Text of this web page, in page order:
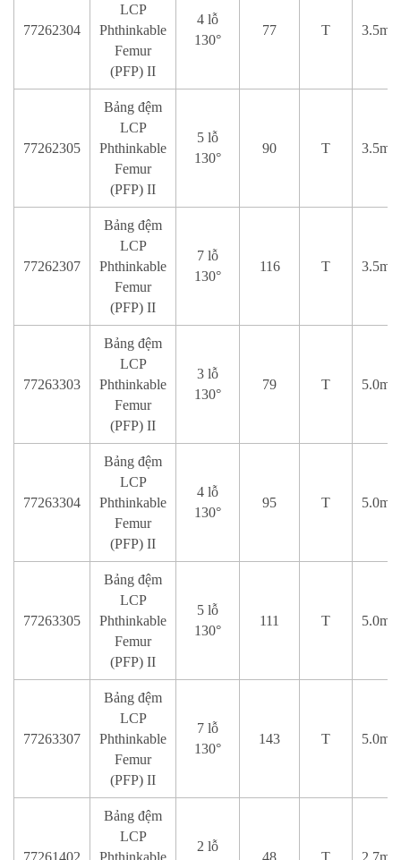
77262304
LCP
Phthinkable
Femur
(PFP) II
4 lỗ
130°
77 T 3.5mm
77262305
Bảng đệm
LCP
Phthinkable
Femur
(PFP) II
5 lỗ
130°
90 T 3.5mm
77262307
Bảng đệm
LCP
Phthinkable
Femur
(PFP) II
7 lỗ
130°
116 T 3.5mm
77263303
Bảng đệm
LCP
Phthinkable
Femur
(PFP) II
3 lỗ
130°
79 T 5.0mm
77263304
Bảng đệm
LCP
Phthinkable
Femur
(PFP) II
4 lỗ
130°
95 T 5.0mm
77263305
Bảng đệm
LCP
Phthinkable
Femur
(PFP) II
5 lỗ
130°
111 T 5.0mm
77263307
Bảng đệm
LCP
Phthinkable
Femur
(PFP) II
7 lỗ
130°
143 T 5.0mm
77261402
Bảng đệm
LCP
Phthinkable
2 lỗ
48 T 2,7mm